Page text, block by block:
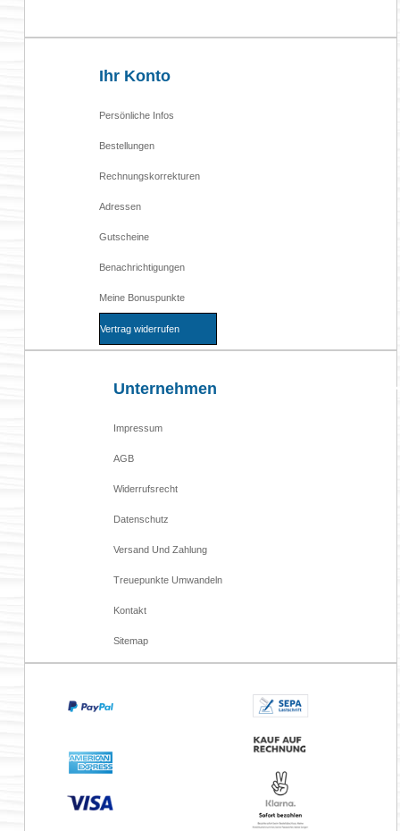
Ihr Konto
Persönliche Infos
Bestellungen
Rechnungskorrekturen
Adressen
Gutscheine
Benachrichtigungen
Meine Bonuspunkte
Vertrag widerrufen
Unternehmen
Impressum
AGB
Widerrufsrecht
Datenschutz
Versand Und Zahlung
Treuepunkte Umwandeln
Kontakt
Sitemap